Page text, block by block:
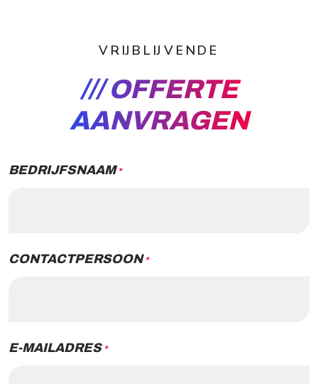
VRIJBLIJVENDE
OFFERTE
AANVRAGEN
BEDRIJFSNAAM *
CONTACTPERSOON *
E-MAILADRES *